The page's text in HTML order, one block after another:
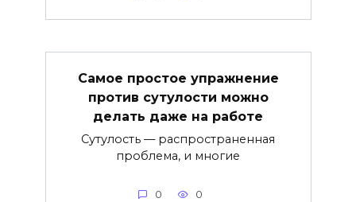
Самое простое упражнение
против сутулости можно
делать даже на работе
Сутулость — распространенная
проблема, и многие
0 0